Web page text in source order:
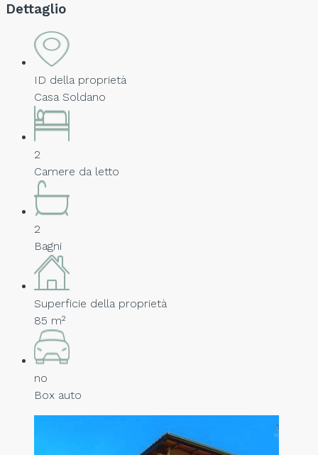
Dettaglio
ID della proprietà
Casa Soldano
2
Camere da letto
2
Bagni
Superficie della proprietà
85 m²
no
Box auto